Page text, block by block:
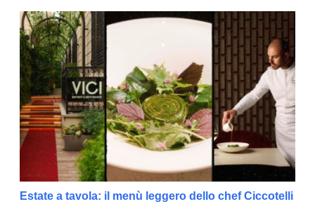
Estate a tavola: il menù leggero dello chef Ciccotelli